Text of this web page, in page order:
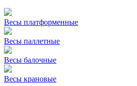
Весы платформенные
Весы паллетные
Весы балочные
Весы крановые